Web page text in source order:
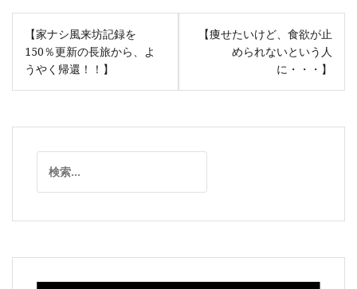
投
稿
ナ
ビ
ー
【家ナシ風来坊記録を
150％更新の長旅から、よ
うやく帰還！！】
【痩せたいけど、食欲が止
められないという人
に・・・】
索: